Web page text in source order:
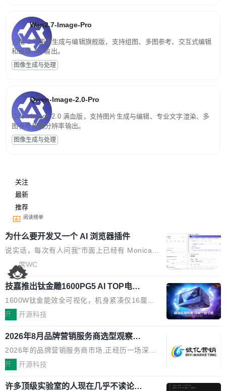
Wan2.7-Image-Pro
万相 2.7 图像生成与编辑旗舰版，支持组图、多图参考、交互式编辑
和最高 4K 输出。
图像生成与处理
Qwen-Image-2.0-Pro
Qwen-Image-2.0 满血版，支持图片生成与编辑、专业文字渲染、多
图参考和高分辨率输出。
图像生成与处理
关注
最新
推荐
阅读榜单
为什么要开发又一个 AI 浏览器插件
说实话，每次有人问我"市面上已经有 Monica、
Sider、Copilot for Chrome 这些 AI 浏览器插件
了，你为什么还要再做一个"，我都觉得这个问题
问得好。 因为我自己也是从用户变成开发者的。
现有产品的天花板 我用过不少 AI 浏览器插件。
刚开始觉得都挺好——选中一段文字，弹出解
要。但用久了你会发现，它们本质上都是同一类
东西：一个带网页上下文的聊天框。 它们能读取
页面的文本，然后把文本丢给大模型，再返回一
段回答。仅此而已。 这当然有用，但总觉得差点
意思。比如我在一个后台管理系统里，需要填50
席WC
技嘉推出钛金雕1600PG5 AI TOP电
源：为发烧级主机与本地AI算力打造旗
舰供电方案
1600W钛金能效全可视化，机身紧凑仅16厘米
继2026台北电脑展首度亮相后，技嘉科技近日正
电源专为发烧级DIY主机与本地AI算力平台打
造，整机长度仅16厘米，提供1600W额定功率
与80PLUS钛金能效；支持ATX 3.1与PCIe 5.1
规范，结合服务器级元件、完善供电线材与内置
实时LCD监控屏，可充分满足当下高阶PC主机
开 开源科技
2026年8月品牌营销服务商选型观察：
从流量思维到品牌资产思维的范式转移
2026年的品牌营销服务商市场,正经历一场深刻
的价值重构。全球全案品牌代理机构市场从2025
复合增长率达5.44%,预计2032年将突破120亿美
开 开源科技
许多顶级实验室的人现在几乎不读论文